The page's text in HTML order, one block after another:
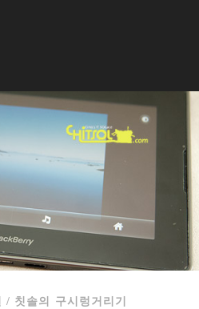
/ 칫솔의 구시렁거리기